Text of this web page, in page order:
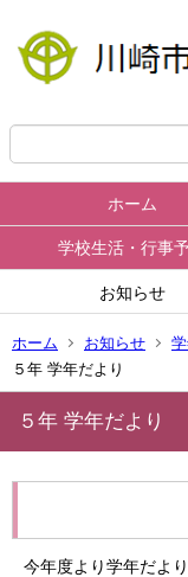
ホーム
学校生活・行事
お知らせ
ホーム お知らせ
５年 学年だより
５年 学年だより
今年度より学年だよ